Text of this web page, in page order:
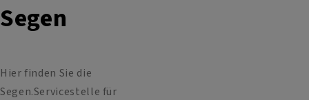
Segen
Hier finden Sie die
Segen.Servicestelle für